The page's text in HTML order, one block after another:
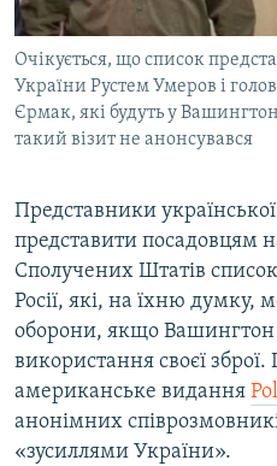
КРИМ РЕАЛІЇ
РУС
УКР
ДОЛУЧАЙСЯ!
Усі сайти RFE/RL
Очікується, що список
України Рустем Умеров і
Єрмак, які будуть у
такий візит не анонсувався
Представники
представити посадовцям
Сполучених Штатів
Росії, які, на їхню думку,
оборони, якщо
використання своєї
американське видання
анонімних
«зусиллями України».